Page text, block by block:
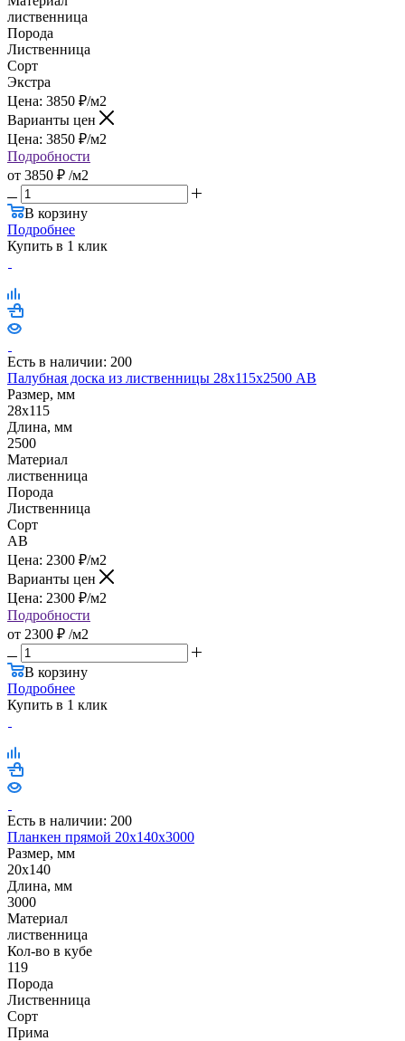
лиственница
Порода
Лиственница
Сорт
Экстра
Цена: 3850 ₽/м2
Варианты цен
Цена: 3850 ₽/м2
Подробности
от 3850 ₽ /м2
В корзину
Подробнее
Купить в 1 клик
Есть в наличии: 200
Палубная доска из лиственницы 28х115х2500 AB
Размер, мм
28x115
Длина, мм
2500
Материал
лиственница
Порода
Лиственница
Сорт
AB
Цена: 2300 ₽/м2
Варианты цен
Цена: 2300 ₽/м2
Подробности
от 2300 ₽ /м2
В корзину
Подробнее
Купить в 1 клик
Есть в наличии: 200
Планкен прямой 20х140х3000
Размер, мм
20x140
Длина, мм
3000
Материал
лиственница
Кол-во в кубе
119
Порода
Лиственница
Сорт
Прима